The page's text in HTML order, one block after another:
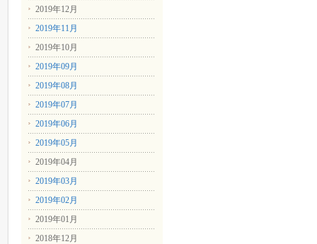
2019年12月
2019年11月
2019年10月
2019年09月
2019年08月
2019年07月
2019年06月
2019年05月
2019年04月
2019年03月
2019年02月
2019年01月
2018年12月